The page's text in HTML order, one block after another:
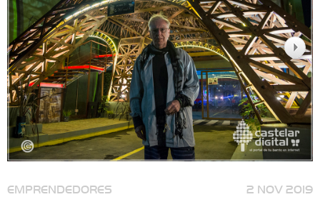
EMPRENDEDORES 2 NOV 2019